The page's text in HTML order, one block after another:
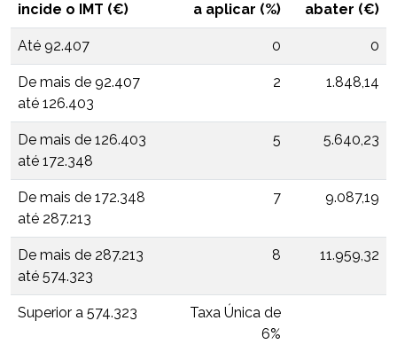
incide o IMT (€)
a aplicar (%)
abater (€)
Até 92.407 0 0
De mais de 92.407
até 126.403
2 1.848,14
De mais de 126.403
até 172.348
5 5.640,23
De mais de 172.348
até 287.213
7 9.087,19
De mais de 287.213
até 574.323
8 11.959,32
Superior a 574.323
Taxa Única de
6%